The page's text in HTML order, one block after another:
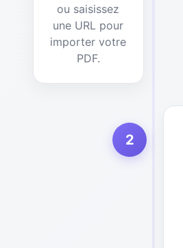
ou saisissez
une URL pour
importer votre
PDF.
2